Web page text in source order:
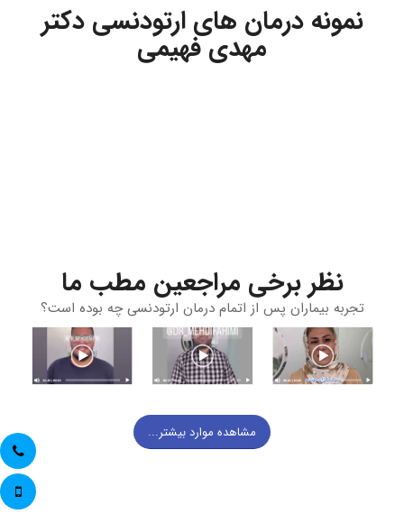
نمونه درمان های ارتودنسی دکتر
مهدی فهیمی
نظر برخی مراجعین مطب ما
تجربه بیماران پس از اتمام درمان ارتودنسی چه بوده است؟
مشاهده موارد بیشتر...